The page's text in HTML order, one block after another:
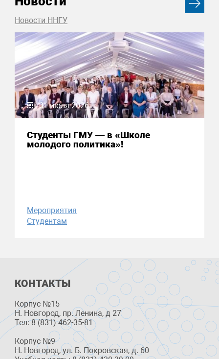
Новости ННГУ
31 июля 2026
Студенты ГМУ — в «Школе
молодого политика»!
Мероприятия
Студентам
КОНТАКТЫ
Корпус №15
Н. Новгород, пр. Ленина, д 27
Тел: 8 (831) 462-35-81
Корпус №9
Н. Новгород, ул. Б. Покровская, д. 60